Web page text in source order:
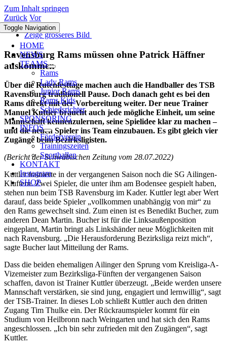
Zum Inhalt springen
Toggle Navigation
HOME
NEWS
TEAMS
Rams
Lady Rams
Junior Rams
Rams Kids
Schiedsrichter
SPONSORING
INFOS
Förderverein
Trainingszeiten
Sporthallen
KONTAKT
Instagram
SHOP
Zurück Vor
Zeige grösseres Bild
Ravensburg Rams müssen ohne Patrick Häffner
auskommen
Über die Rutenfesttage machen auch die Handballer des TSB
Ravensburg traditionell Pause. Doch danach geht es bei den
Rams direkt mit der Vorbereitung weiter. Der neue Trainer
Manuel Kuttler braucht auch jede mögliche Einheit, um seine
Mannschaft kennenzulernen, seine Spielidee klar zu machen –
und die neuen Spieler ins Team einzubauen. Es gibt gleich vier
Zugänge beim Bezirksligisten.
(Bericht der Schwäbischen Zeitung vom 28.07.2022)
Kuttler trainierte in der vergangenen Saison noch die SG Ailingen-
Kluftern. Zwei Spieler, die unter ihm am Bodensee gespielt haben,
stehen nun beim TSB Ravensburg im Kader. Kuttler legt aber Wert
darauf, dass beide Spieler „vollkommen unabhängig von mir“ zu
den Rams gewechselt sind. Zum einen ist es Benedikt Bucher, zum
anderen Dean Martin. Bucher ist für die Linksaußenposition
eingeplant, Martin bringt als Linkshänder neue Möglichkeiten mit
nach Ravensburg. „Die Herausforderung Bezirksliga reizt mich“,
sagte Bucher laut Mitteilung der Rams.
Dass die beiden ehemaligen Ailinger den Sprung vom Kreisliga-A-
Vizemeister zum Bezirksliga-Fünften der vergangenen Saison
schaffen, davon ist Trainer Kuttler überzeugt. „Beide werden unsere
Mannschaft verstärken, sie sind jung, engagiert und lernwillig“, sagt
der TSB-Trainer. In dieses Lob schließt Kuttler auch den dritten
Zugang Tim Thulke ein. Der Rückraumspieler kommt für ein
Studium von Heilbronn nach Weingarten und hat sich den Rams
angeschlossen. „Ich bin sehr zufrieden mit den Zugängen“, sagt
Kuttler.